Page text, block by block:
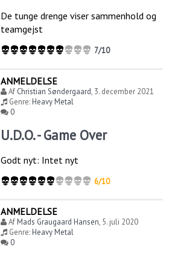
De tunge drenge viser sammenhold og
teamgejst
7/10
ANMELDELSE
Af Christian Søndergaard, 3. december 2021
Genre:Heavy Metal
0
U.D.O. - Game Over
Godt nyt: Intet nyt
6/10
ANMELDELSE
AfMads Graugaard Hansen, 5. juli 2020
Genre:Heavy Metal
0